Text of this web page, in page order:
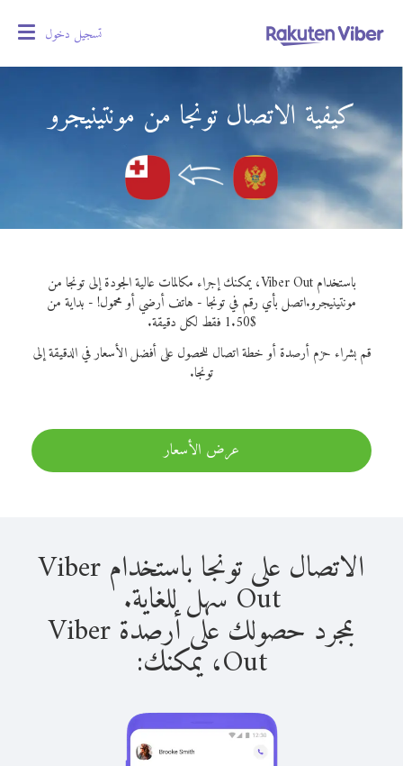
تسجيل دخول
كيفية الاتصال تونجا من مونتينيجرو
باستخدام Viber Out، يمكنك إجراء مكالمات عالية الجودة إلى تونجا من
مونتينيجرو.اتصل بأي رقم في تونجا - هاتف أرضي أو محمول! - بداية من
$1.50 فقط لكل دقيقة.
قم بشراء حزم أرصدة أو خطة اتصال للحصول على أفضل الأسعار في الدقيقة إلى
تونجا.
عرض الأسعار
الاتصال على تونجا باستخدام Viber
Out سهل للغاية.
بمجرد حصولك على أرصدة Viber
Out، يمكنك: